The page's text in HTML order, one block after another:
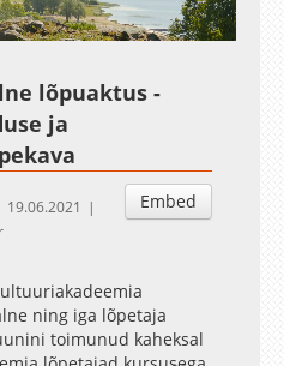
Esituskiirused
Auto
lõpuaktus -
ja
Embed
19.06.2021
ning iga lõpetaja
toimunud kaheksal